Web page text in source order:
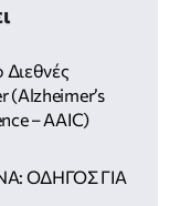
Διεθνές
(Alzheimer’s
– AAIC)
ΟΔΗΓΟΣ ΓΙΑ